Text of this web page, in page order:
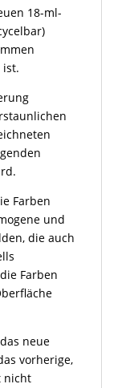
18-ml-
Farben
und
die auch
Farben
neue
vorherige,
nicht